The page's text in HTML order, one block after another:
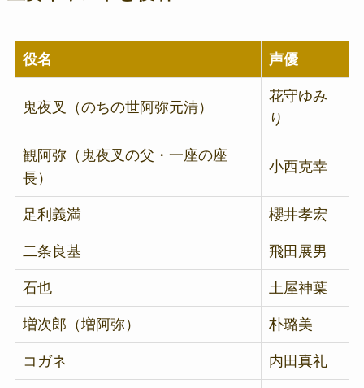
役名 声優
鬼夜叉（のちの世阿弥元清）
花守ゆみ
り
観阿弥（鬼夜叉の父・一座の座
長）
小西克幸
足利義満 櫻井孝宏
二条良基 飛田展男
石也 土屋神葉
増次郎（増阿弥） 朴璐美
コガネ 内田真礼